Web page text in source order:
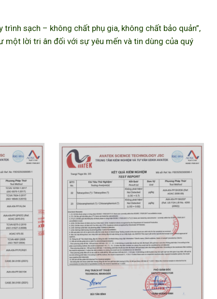
sạch – không chất phụ gia, không chất bảo quản”,
một lời tri ân đối với sự yêu mến và tin dùng của quý